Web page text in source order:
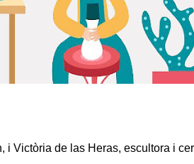
i Victòria de las Heras, escultora i